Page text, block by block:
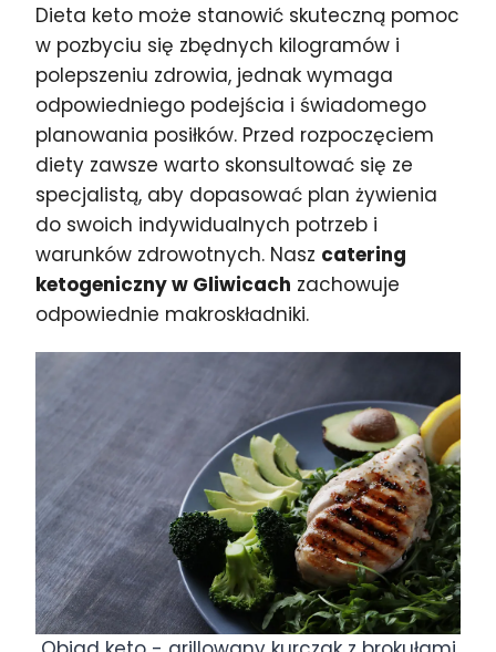
Dieta keto może stanowić skuteczną pomoc
w pozbyciu się zbędnych kilogramów i
polepszeniu zdrowia, jednak wymaga
odpowiedniego podejścia i świadomego
planowania posiłków. Przed rozpoczęciem
diety zawsze warto skonsultować się ze
specjalistą, aby dopasować plan żywienia
do swoich indywidualnych potrzeb i
warunków zdrowotnych. Nasz catering
ketogeniczny w Gliwicach zachowuje
odpowiednie makroskładniki.